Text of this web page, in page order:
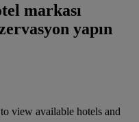
markası
yapın
view available hotels and